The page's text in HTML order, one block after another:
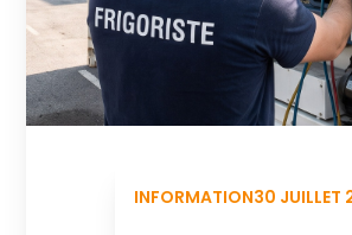
INFORMATION30 JUILLET